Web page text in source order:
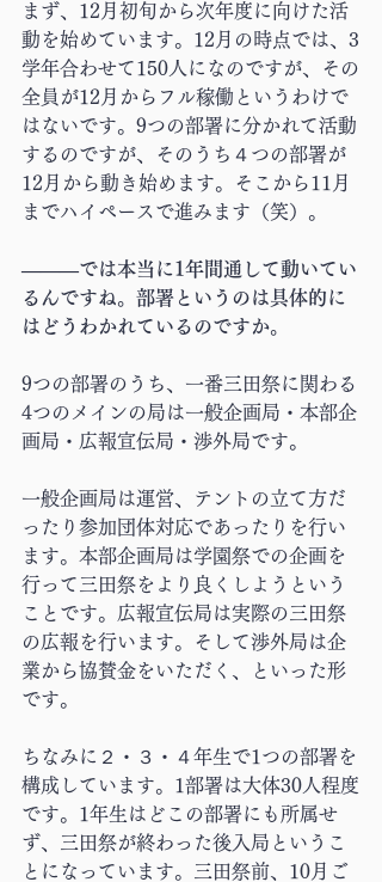
まず、12月初旬から次年度に向けた活
動を始めています。12月の時点では、3
学年合わせて150人になのですが、その
全員が12月からフル稼働というわけで
はないです。9つの部署に分かれて活動
するのですが、そのうち４つの部署が
12月から動き始めます。そこから11月
までハイペースで進みます（笑）。
―――では本当に1年間通して動いてい
るんですね。部署というのは具体的に
はどうわかれているのですか。
9つの部署のうち、一番三田祭に関わる
4つのメインの局は一般企画局・本部企
画局・広報宣伝局・渉外局です。
一般企画局は運営、テントの立て方だ
ったり参加団体対応であったりを行い
ます。本部企画局は学園祭での企画を
行って三田祭をより良くしようという
ことです。広報宣伝局は実際の三田祭
の広報を行います。そして渉外局は企
業から協賛金をいただく、といった形
です。
ちなみに２・３・４年生で1つの部署を
構成しています。1部署は大体30人程度
です。1年生はどこの部署にも所属せ
ず、三田祭が終わった後入局というこ
とになっています。三田祭前、10月ご